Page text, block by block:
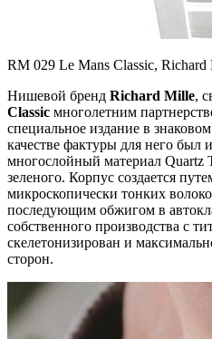
RM 029 Le Mans Classic, Richard
Нишевой бренд Richard Mille,
Classic многолетним
специальное издание в
качестве фактуры для него был
многослойный материал Quartz
зеленого. Корпус создается
микроскопически тонких
последующим обжигом в
собственного производства с
скелетонизирован и
сторон.